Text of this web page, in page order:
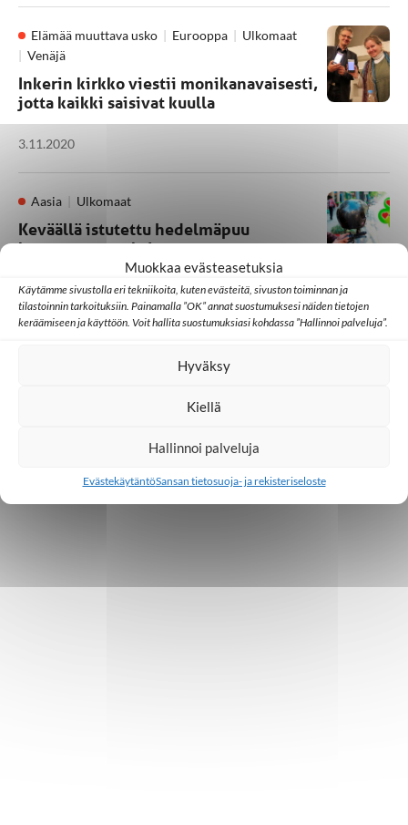
Muokkaa evästeasetuksia
Käytämme sivustolla eri tekniikoita, kuten evästeitä, sivuston toiminnan ja
tilastoinnin tarkoituksiin. Painamalla ”OK” annat suostumuksesi näiden tietojen
keräämiseen ja käyttöön. Voit hallita suostumuksiasi kohdassa ”Hallinnoi palveluja”.
Hyväksy
Kiellä
Hallinnoi palveluja
EvästekäytäntöSansan tietosuoja- ja rekisteriseloste
Elämää muuttava usko Eurooppa
Ulkomaat
Venäjä
Inkerin kirkko viestii monikanavaisesti,
jotta kaikki saisivat kuulla
3.11.2020
Aasia Ulkomaat
Keväällä istutettu hedelmäpuu
kasvattaa nyt oksia
16.10.2020
3 4